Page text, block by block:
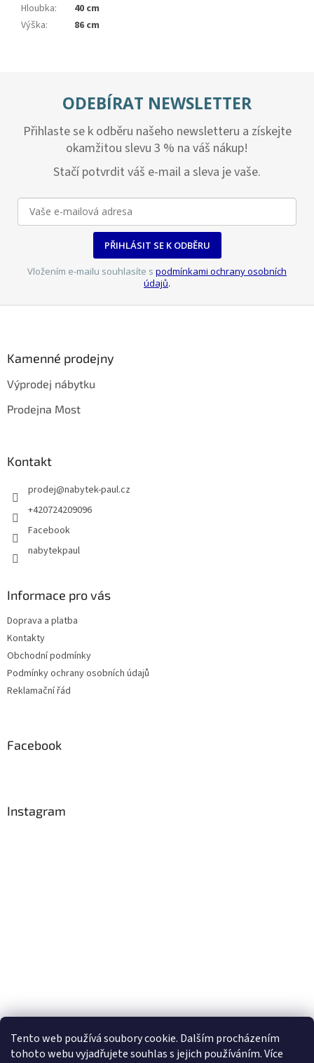
Tento web používá soubory cookie. Dalším procházením
tohoto webu vyjadřujete souhlas s jejich používáním. Více
Hloubka:
40 cm
Výška: 86 cm
ODEBÍRAT NEWSLETTER
Přihlaste se k odběru našeho newsletteru a získejte
okamžitou slevu 3 % na váš nákup!
Stačí potvrdit váš e-mail a sleva je vaše.
PŘIHLÁSIT SE K ODBĚRU
Vložením e-mailu souhlasíte s podmínkami ochrany osobních
údajů.
Kamenné prodejny
Výprodej nábytku
Prodejna Most
Kontakt
prodej@nabytek-paul.cz
+420724209096
Facebook
nabytekpaul
Informace pro vás
Doprava a platba
Kontakty
Obchodní podmínky
Podmínky ochrany osobních údajů
Reklamační řád
Facebook
Instagram